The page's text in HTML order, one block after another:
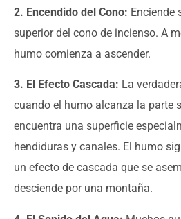
2. Encendido del Cono: Enciende
superior del cono de incienso. A
humo comienza a ascender.
3. El Efecto Cascada: La
cuando el humo alcanza la parte
encuentra una superficie
hendiduras y canales. El humo
un efecto de cascada que se
desciende por una montaña.